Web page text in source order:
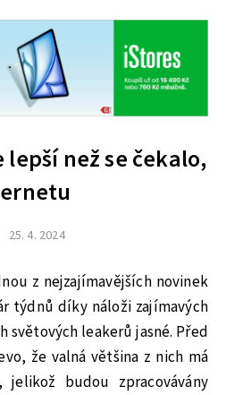
lepší než se čekalo,
25. 4. 2024
z nejzajímavějších novinek
týdnů díky náloži zajímavých
světových leakerů jasné. Před
že valná většina z nich má
budou zpracovávány